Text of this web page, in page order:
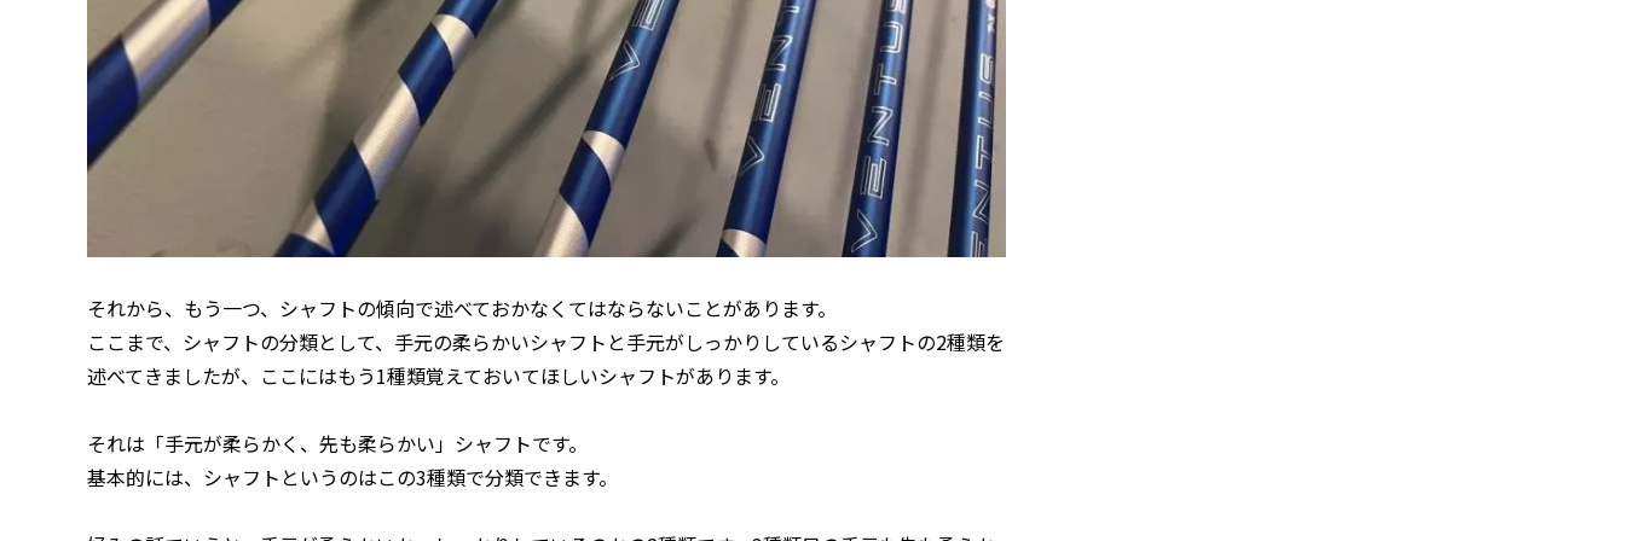
それから、もう一つ、シャフトの傾向で述べておかなくてはならないことがあります。
ここまで、シャフトの分類として、手元の柔らかいシャフトと手元がしっかりしているシャフトの2種類を
述べてきましたが、ここにはもう1種類覚えておいてほしいシャフトがあります。
それは「手元が柔らかく、先も柔らかい」シャフトです。
基本的には、シャフトというのはこの3種類で分類できます。